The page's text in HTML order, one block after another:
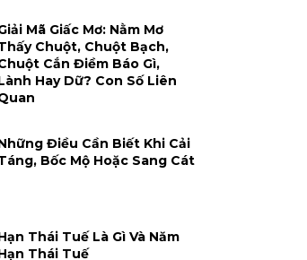
Mã Giấc Mơ: Nằm Mơ
Chuột, Chuột Bạch,
Cắn Điềm Báo Gì,
Hay Dữ? Con Số Liên
Điều Cần Biết Khi Cải
Bốc Mộ Hoặc Sang Cát
Thái Tuế Là Gì Và Năm
Thái Tuế